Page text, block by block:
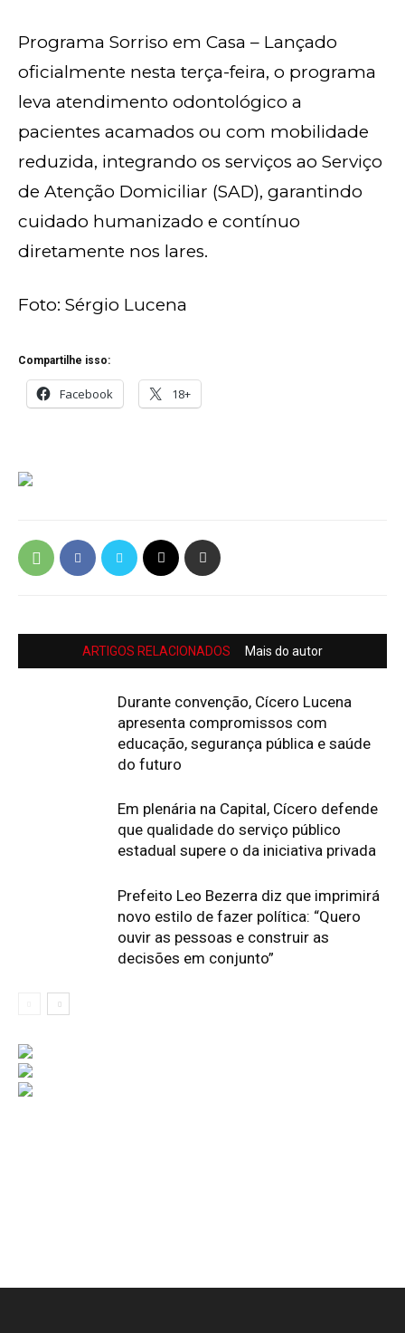
Programa Sorriso em Casa – Lançado
oficialmente nesta terça-feira, o programa
leva atendimento odontológico a
pacientes acamados ou com mobilidade
reduzida, integrando os serviços ao Serviço
de Atenção Domiciliar (SAD), garantindo
cuidado humanizado e contínuo
diretamente nos lares.
Foto: Sérgio Lucena
Compartilhe isso:
Facebook 18+
ARTIGOS RELACIONADOS Mais do autor
Durante convenção, Cícero Lucena
apresenta compromissos com
educação, segurança pública e saúde
do futuro
Em plenária na Capital, Cícero defende
que qualidade do serviço público
estadual supere o da iniciativa privada
Prefeito Leo Bezerra diz que imprimirá
novo estilo de fazer política: “Quero
ouvir as pessoas e construir as
decisões em conjunto”